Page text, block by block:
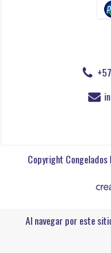
Al navegar por este
Copyright